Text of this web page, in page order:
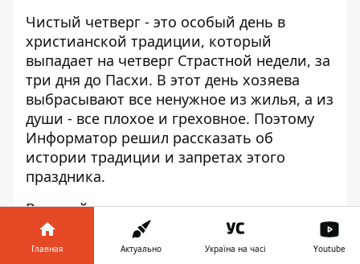
Чистый четверг - это особый день в
христианской традиции, который
выпадает на четверг Страстной недели, за
три дня до Пасхи. В этот день хозяева
выбрасывают все ненужное из жилья, а из
души - все плохое и греховное. Поэтому
Информатор решил рассказать об
истории традиции и запретах этого
праздника.
Великий пост делится на семь недель.
Последний называется Страстным, в
последние дни которого верующие
Главная Актуально Україна на часі Youtube